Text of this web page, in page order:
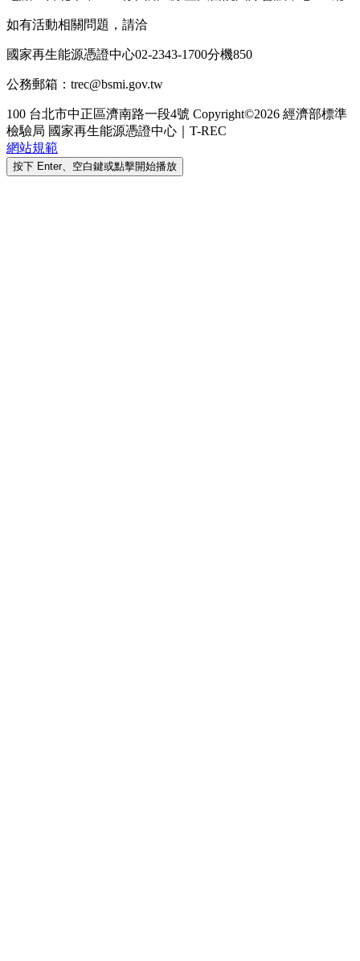
如有活動相關問題，請洽
國家再生能源憑證中心02-2343-1700分機850
公務郵箱： trec@bsmi.gov.tw
100 台北市中正區濟南路一段4號 Copyright©2026 經濟部標準
檢驗局 國家再生能源憑證中心｜T-REC
網站規範
按下 Enter、空白鍵或點擊開始播放